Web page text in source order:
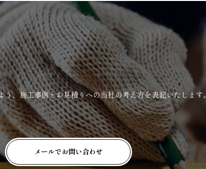
、施工事例とお見積りへの当社の考え方を表記いたします。
メールでお問い合わせ